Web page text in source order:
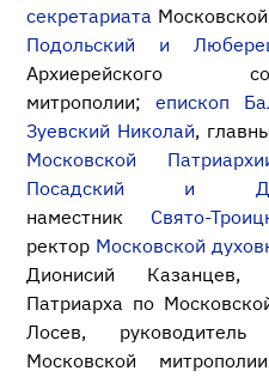
секретариата
Подольский и
Архиерейского
митрополии; епископ
Зуевский Николай,
Московской
Посадский и
наместник Свято-
ректор Московской
Дионисий Казанцев,
Патриарха по
Лосев,
Московской